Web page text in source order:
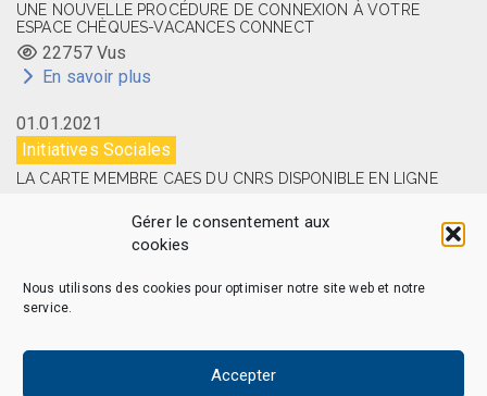
Gérer le consentement aux
cookies
Nous utilisons des cookies pour optimiser notre site web et notre
service.
Accepter
UNE NOUVELLE PROCÉDURE DE CONNEXION À VOTRE
ESPACE CHÈQUES-VACANCES CONNECT
22757 Vus
En savoir plus
01.01.2021
Initiatives Sociales
LA CARTE MEMBRE CAES DU CNRS DISPONIBLE EN LIGNE
En savoir plus
Politique de confidentialité
Politique de cookies (EU)